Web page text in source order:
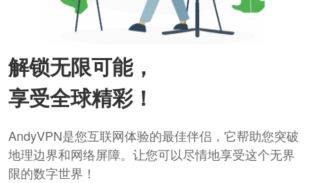
解锁无限可能，
享受全球精彩！
AndyVPN是您互联网体验的最佳伴侣，它帮助您突破
地理边界和网络屏障。让您可以尽情地享受这个无界
限的数字世界！